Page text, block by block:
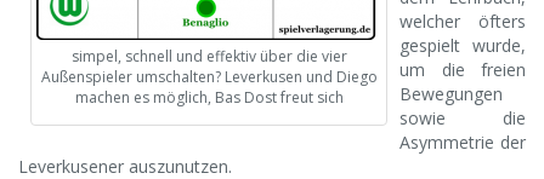
simpel, schnell und effektiv über die vier
Außenspieler umschalten? Leverkusen und Diego
machen es möglich, Bas Dost freut sich
welcher öfters
gespielt wurde,
um die freien
Bewegungen
sowie die
Asymmetrie der
Leverkusener auszunutzen.